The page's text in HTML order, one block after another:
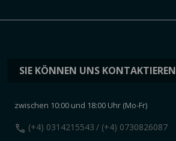
SIE KÖNNEN UNS KONTAKTIEREN
zwischen 10:00 und 18:00 Uhr (Mo-Fr)
call (+4) 0314215543 / (+4) 0730826087